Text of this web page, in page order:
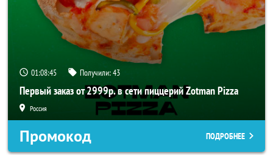
01:08:44 Получили:43
Первый заказ от 2999р. в сети пиццерий Zotman Pizza
Россия
Промокод ПОДРОБНЕЕ